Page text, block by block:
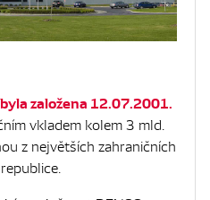
založena 12.07.2001.
vkladem kolem 3 mld.
z největších zahraničních